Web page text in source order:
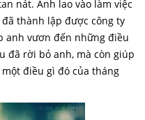
nát. Anh lao vào làm việc
thành lập được công ty
anh vươn đến những điều
đã rời bỏ anh, mà còn giúp
điều gì đó của tháng